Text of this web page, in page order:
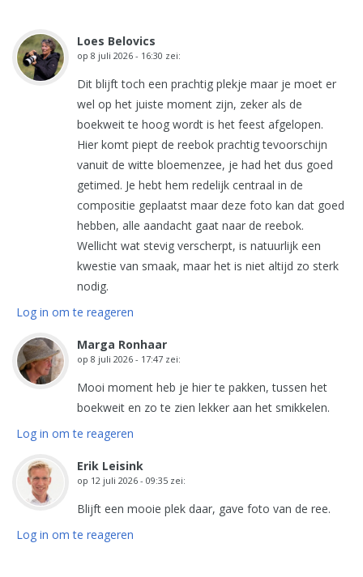
Loes Belovics
op 8 juli 2026 - 16:30 zei:
Dit blijft toch een prachtig plekje maar je moet er
wel op het juiste moment zijn, zeker als de
boekweit te hoog wordt is het feest afgelopen.
Hier komt piept de reebok prachtig tevoorschijn
vanuit de witte bloemenzee, je had het dus goed
getimed. Je hebt hem redelijk centraal in de
compositie geplaatst maar deze foto kan dat goed
hebben, alle aandacht gaat naar de reebok.
Wellicht wat stevig verscherpt, is natuurlijk een
kwestie van smaak, maar het is niet altijd zo sterk
nodig.
Log in om te reageren
Marga Ronhaar
op 8 juli 2026 - 17:47 zei:
Mooi moment heb je hier te pakken, tussen het
boekweit en zo te zien lekker aan het smikkelen.
Log in om te reageren
Erik Leisink
op 12 juli 2026 - 09:35 zei:
Blijft een mooie plek daar, gave foto van de ree.
Log in om te reageren